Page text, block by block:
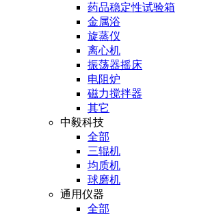
药品稳定性试验箱
金属浴
旋蒸仪
离心机
振荡器摇床
电阻炉
磁力搅拌器
其它
中毅科技
全部
三辊机
均质机
球磨机
通用仪器
全部